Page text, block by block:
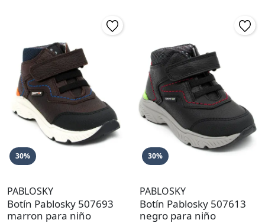
30%
PABLOSKY
Botín Pablosky 507693
marron para niño
30%
PABLOSKY
Botín Pablosky 507613
negro para niño